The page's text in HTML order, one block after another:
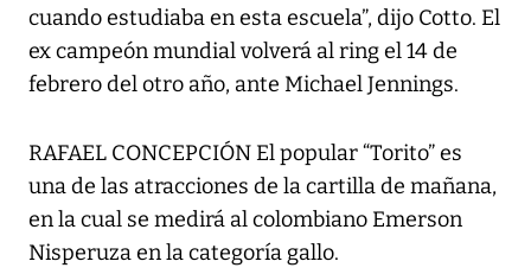
cuando estudiaba en esta escuela”, dijo Cotto. El
ex campeón mundial volverá al ring el 14 de
febrero del otro año, ante Michael Jennings.
RAFAEL CONCEPCIÓN El popular “Torito” es
una de las atracciones de la cartilla de mañana,
en la cual se medirá al colombiano Emerson
Nisperuza en la categoría gallo.